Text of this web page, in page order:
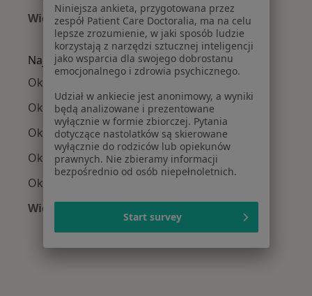
Więcej (15)
Więcej w kategorii: Najczęście leczone
Najpopularniejsze ubezpieczenia
Okuliści z Allianz w Katowicach
Okuliści z POLMED w Katowicach
Okuliści z Signal Iduna w Katowicach
Okuliści z NFZ w Katowicach
Okuliści z Medica Polska w Katowicach
Więcej (11)
Więcej w kategorii: Najpopularniejsze
Niniejsza ankieta, przygotowana przez
zespół Patient Care Doctoralia, ma na celu
lepsze zrozumienie, w jaki sposób ludzie
korzystają z narzędzi sztucznej inteligencji
jako wsparcia dla swojego dobrostanu
emocjonalnego i zdrowia psychicznego.
Udział w ankiecie jest anonimowy, a wyniki
będą analizowane i prezentowane
wyłącznie w formie zbiorczej. Pytania
dotyczące nastolatków są skierowane
wyłącznie do rodziców lub opiekunów
prawnych. Nie zbieramy informacji
bezpośrednio od osób niepełnoletnich.
Start survey